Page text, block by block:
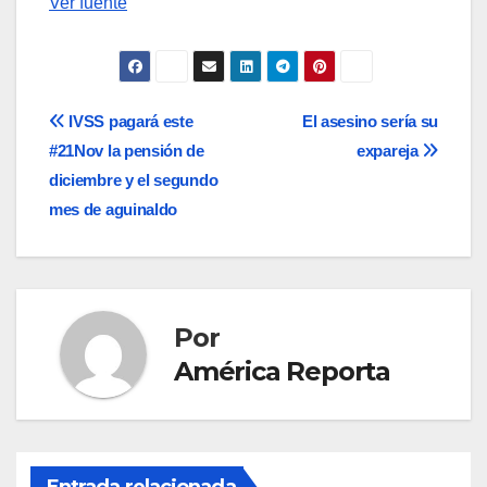
Navegación
de
entradas
El asesino sería su
expareja
IVSS pagará este
#21Nov la pensión de
diciembre y el segundo
mes de aguinaldo
Por
América Reporta